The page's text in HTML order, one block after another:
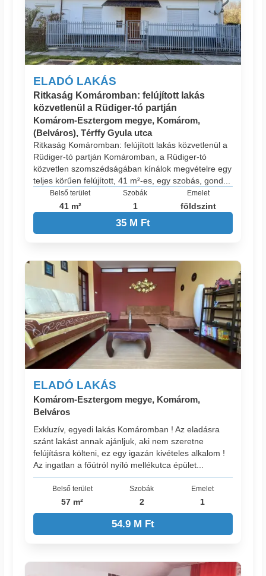
ELADÓ LAKÁS
Ritkaság Komáromban: felújított lakás
közvetlenül a Rüdiger-tó partján
Komárom-Esztergom megye, Komárom,
(Belváros), Térffy Gyula utca
Ritkaság Komáromban: felújított lakás közvetlenül a
Rüdiger-tó partján Komáromban, a Rüdiger-tó
közvetlen szomszédságában kínálok megvételre egy
teljes körűen felújított, 41 m²-es, egy szobás, gond...
Belső terület
41 m²
Szobák
1
Emelet
földszint
35 M Ft
ELADÓ LAKÁS
Komárom-Esztergom megye, Komárom,
Belváros
Exkluzív, egyedi lakás Komáromban ! Az eladásra
szánt lakást annak ajánljuk, aki nem szeretne
felújításra költeni, ez egy igazán kivételes alkalom !
Az ingatlan a főútról nyíló mellékutca épület...
Belső terület
57 m²
Szobák
2
Emelet
1
54.9 M Ft